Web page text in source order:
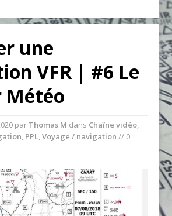
une
VFR | #6 Le
Météo
par Thomas M dans Chaîne vidéo,
, PPL,Voyage / navigation // 0